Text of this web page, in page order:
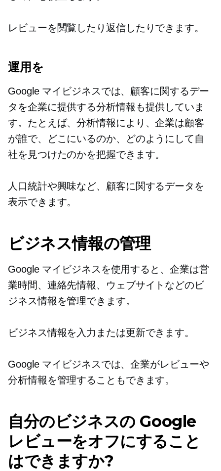
レビューを閲覧したり返信したりできます。
運用を
Google マイビジネスでは、顧客に関するデー
タを企業に提供する分析情報も提供していま
す。たとえば、分析情報により、企業は顧客
が誰で、どこにいるのか、どのようにして自
社を見つけたのかを把握できます。
人口統計や興味など、顧客に関するデータを
表示できます。
ビジネス情報の管理
Google マイビジネスを使用すると、企業は営
業時間、連絡先情報、ウェブサイトなどのビ
ジネス情報を管理できます。
ビジネス情報を入力または更新できます。
Google マイビジネスでは、企業がレビューや
分析情報を管理することもできます。
自分のビジネスの Google
レビューをオフにすること
はできますか?